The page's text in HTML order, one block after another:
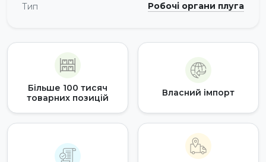
Тип Робочі органи плуга
Більше 100 тисяч
товарних позицій
Власний імпорт